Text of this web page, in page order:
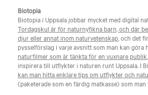
Biotopia
Biotopia i Uppsala jobbar mycket med digital
Tordagskul är för naturnyfikna barn, och där
djur eller annat inom naturvetenskap, och det
pysselförslag i varje avsnitt som man kan göra
naturfilmer som är tänkta för en vuxnare publik
inspirera till utflykter i naturen runt Uppsala. I
kan man hitta enklare tips om utflykter och
(paketerade som en färdig matkasse) som